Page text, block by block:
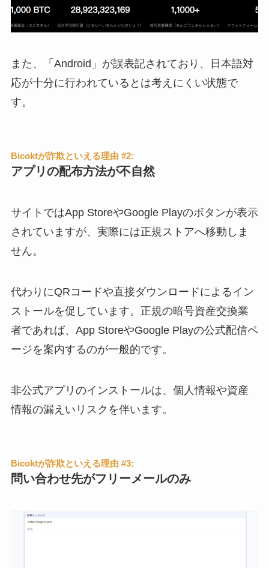
また、「Android」が誤表記されており、日本語対
応が十分に行われているとは考えにくい状態で
す。
Bicoktが詐欺といえる理由 #2:
アプリの配布方法が不自然
サイトではApp StoreやGoogle Playのボタンが表示
されていますが、実際には正規ストアへ移動しま
せん。
代わりにQRコードや直接ダウンロードによるイン
ストールを促しています。正規の暗号資産交換業
者であれば、App StoreやGoogle Playの公式配信ペ
ージを案内するのが一般的です。
非公式アプリのインストールは、個人情報や資産
情報の漏えいリスクを伴います。
Bicoktが詐欺といえる理由 #3:
問い合わせ先がフリーメールのみ